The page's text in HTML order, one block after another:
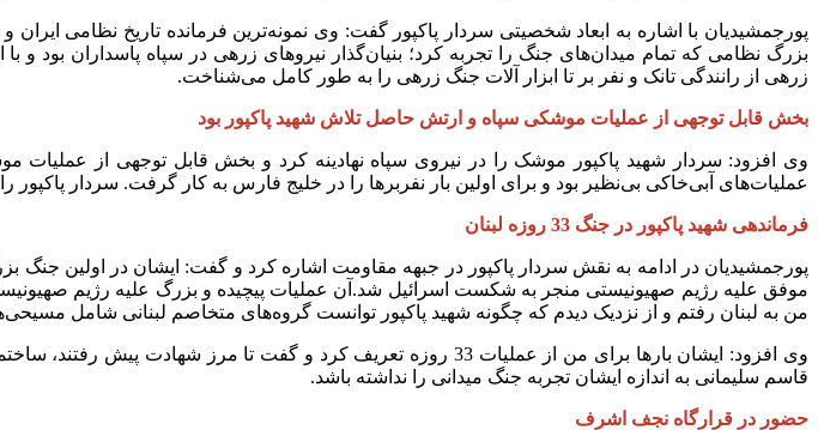
پورجمشیدیان با اشاره به ابعاد شخصیتی سردار پاکپور گفت: وی نمونه‌ترین فرمانده تاریخ نظامی
بزرگ نظامی که تمام میدان‌های جنگ را تجربه کرد؛ بنیان‌گذار نیروهای زرهی در سپاه پاسداران بود
زرهی از رانندگی تانک و نفر بر تا ابزار آلات جنگ زرهی را به طور کامل می‌شناخت.
بخش قابل توجهی از عملیات موشکی سپاه و ارتش حاصل تلاش شهید پاکپور بود
وی افزود: سردار شهید پاکپور موشک را در نیروی سپاه نهادینه کرد و بخش قابل توجهی از
عملیات‌های آبی‌خاکی بی‌نظیر بود و برای اولین بار نفربرها را در خلیج فارس به کار گرفت. سردار
فرماندهی شهید پاکپور در جنگ 33 روزه لبنان
من به لبنان رفتم و از نزدیک دیدم که چگونه شهید پاکپور توانست گروه‌های متخاصم لبنانی شامل
وی افزود: ایشان بارها برای من از عملیات 33 روزه تعریف کرد و گفت
قاسم سلیمانی به اندازه ایشان تجربه جنگ میدانی را نداشته باشد.
حضور در قرارگاه نجف اشرف